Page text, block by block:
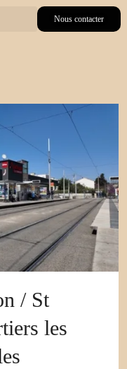
Nous contacter
/ St
les